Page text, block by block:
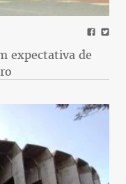
expectativa de